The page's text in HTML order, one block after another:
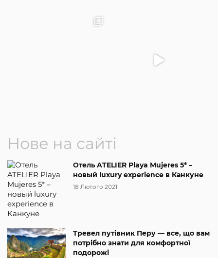
Нове на сайті
Отель ATELIER Playa Mujeres 5* –
новый luxury experience в Канкуне
18 Лютого 2021
Тревел путівник Перу — все, що вам
потрібно знати для комфортної
подорожі